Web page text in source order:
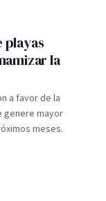
playas
la
a favor de la
genere mayor
meses.